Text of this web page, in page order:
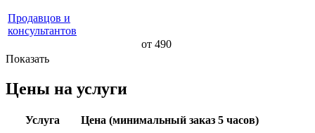
Продавцов и
консультантов
от 490
Показать
Цены на услуги
Услуга Цена (минимальный заказ 5 часов)